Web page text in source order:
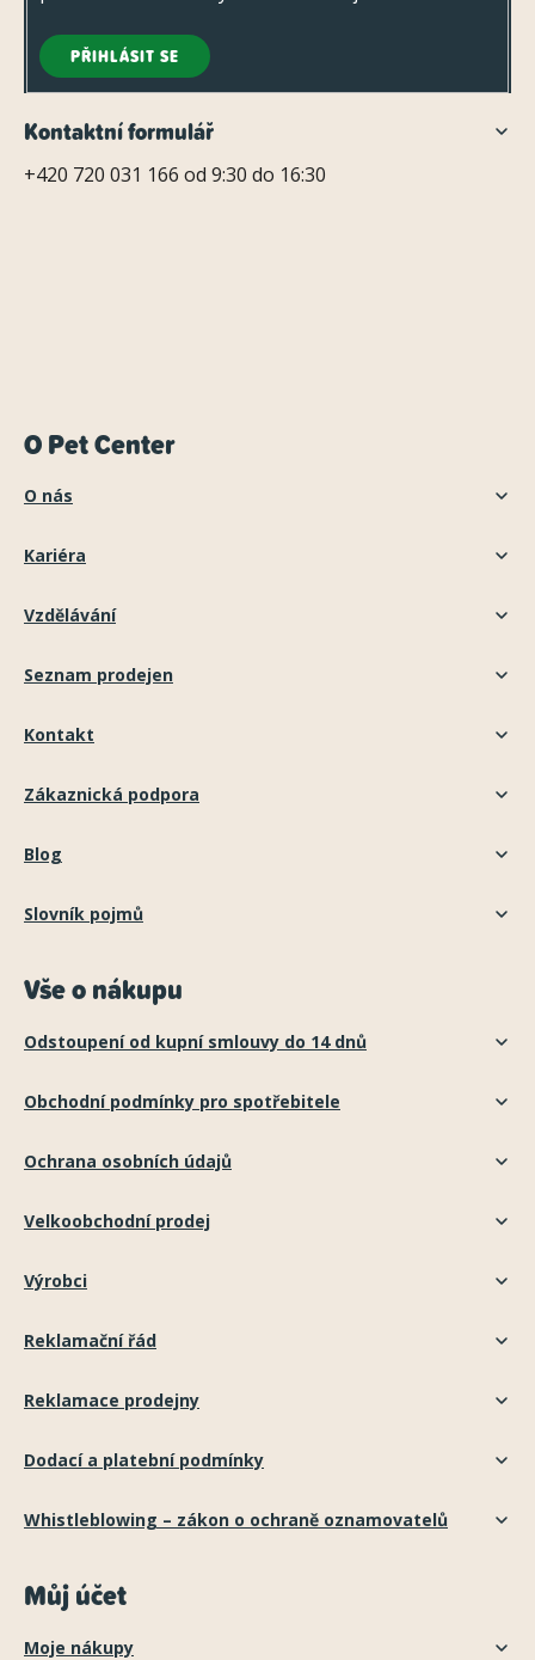
PŘIHLÁSIT SE
Kontaktní formulář
+420 720 031 166 od 9:30 do 16:30
O Pet Center
O nás
Kariéra
Vzdělávání
Seznam prodejen
Kontakt
Zákaznická podpora
Blog
Slovník pojmů
Vše o nákupu
Odstoupení od kupní smlouvy do 14 dnů
Obchodní podmínky pro spotřebitele
Ochrana osobních údajů
Velkoobchodní prodej
Výrobci
Reklamační řád
Reklamace prodejny
Dodací a platební podmínky
Whistleblowing – zákon o ochraně oznamovatelů
Můj účet
Moje nákupy